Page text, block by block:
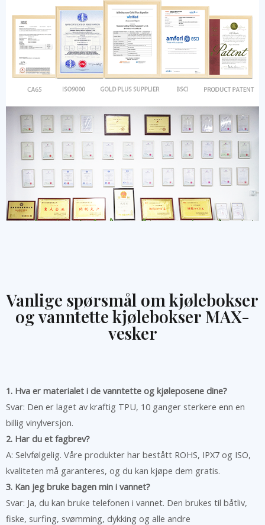
Vanlige spørsmål om kjølebokser
og vanntette kjølebokser MAX-
vesker
1. Hva er materialet i de vanntette og kjøleposene dine?
Svar: Den er laget av kraftig TPU, 10 ganger sterkere enn en
billig vinylversjon.
2. Har du et fagbrev?
A: Selvfølgelig. Våre produkter har bestått ROHS, IPX7 og ISO,
kvaliteten må garanteres, og du kan kjøpe dem gratis.
3. Kan jeg bruke bagen min i vannet?
Svar: Ja, du kan bruke telefonen i vannet. Den brukes til båtliv,
fiske, surfing, svømming, dykking og alle andre